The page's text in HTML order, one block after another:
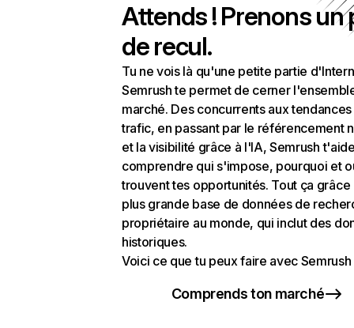
Attends ! Prenons un
de recul.
Tu ne vois là qu'une petite partie
Semrush te permet de cerner
marché. Des concurrents aux
trafic, en passant par le référencement
et la visibilité grâce à l'IA, Semrush
comprendre qui s'impose, pourquoi et
trouvent tes opportunités. Tout ça grâce
plus grande base de données de
propriétaire au monde, qui inclut des
historiques.
Voici ce que tu peux faire avec Semrush
Comprends ton marché